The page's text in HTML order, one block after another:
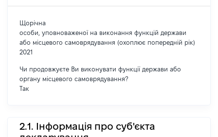
Щорічна
особи, уповноваженої на виконання функцій держави
або місцевого самоврядування (охоплює попередній рік)
2021
Чи продовжуєте Ви виконувати функції держави або
органу місцевого самоврядування?
Так
2.1. Інформація про суб'єкта